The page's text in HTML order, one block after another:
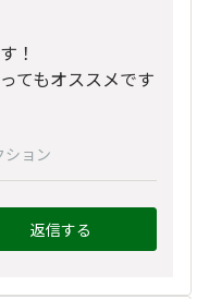
！
てもオススメです
ション
返信する